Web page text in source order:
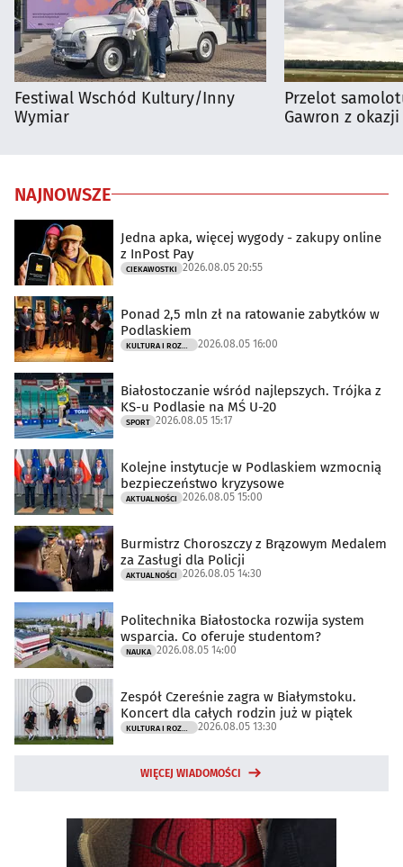
Festiwal Wschód Kultury/Inny
Wymiar
Przelot
Gawron z
NAJNOWSZE
Jedna apka, więcej wygody - zakupy online
z InPost Pay
CIEKAWOSTKI 2026.08.05 20:55
Ponad 2,5 mln zł na ratowanie zabytków w
Podlaskiem
KULTURA I ROZRYWKA 2026.08.05 16:00
Białostoczanie wśród najlepszych. Trójka z
KS-u Podlasie na MŚ U-20
SPORT 2026.08.05 15:17
Kolejne instytucje w Podlaskiem wzmocnią
bezpieczeństwo kryzysowe
AKTUALNOŚCI 2026.08.05 15:00
Burmistrz Choroszczy z Brązowym Medalem
za Zasługi dla Policji
AKTUALNOŚCI 2026.08.05 14:30
Politechnika Białostocka rozwija system
wsparcia. Co oferuje studentom?
NAUKA 2026.08.05 14:00
Zespół Czereśnie zagra w Białymstoku.
Koncert dla całych rodzin już w piątek
KULTURA I ROZRYWKA 2026.08.05 13:30
WIĘCEJ WIADOMOŚCI